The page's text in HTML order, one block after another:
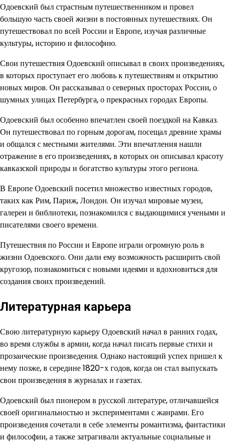
Одоевский был страстным путешественником и провел
большую часть своей жизни в постоянных путешествиях. Он
путешествовал по всей России и Европе, изучая различные
культуры, историю и философию.
Свои путешествия Одоевский описывал в своих произведениях,
в которых проступает его любовь к путешествиям и открытию
новых миров. Он рассказывал о северных просторах России, о
шумных улицах Петербурга, о прекрасных городах Европы.
Одоевский был особенно впечатлен своей поездкой на Кавказ.
Он путешествовал по горным дорогам, посещал древние храмы
и общался с местными жителями. Эти впечатления нашли
отражение в его произведениях, в которых он описывал красоту
кавказской природы и богатство культуры этого региона.
В Европе Одоевский посетил множество известных городов,
таких как Рим, Париж, Лондон. Он изучал мировые музеи,
галереи и библиотеки, познакомился с выдающимися учеными и
писателями своего времени.
Путешествия по России и Европе играли огромную роль в
жизни Одоевского. Они дали ему возможность расширить свой
кругозор, познакомиться с новыми идеями и вдохновиться для
создания своих произведений.
Литературная карьера
Свою литературную карьеру Одоевский начал в ранних годах,
во время службы в армии, когда начал писать первые стихи и
прозаические произведения. Однако настоящий успех пришел к
нему позже, в середине 1820-х годов, когда он стал выпускать
свои произведения в журналах и газетах.
Одоевский был пионером в русской литературе, отличавшейся
своей оригинальностью и экспериментами с жанрами. Его
произведения сочетали в себе элементы романтизма, фантастики
и философии, а также затрагивали актуальные социальные и